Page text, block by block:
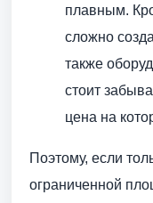
плавным.
сложно
также
стоит
цена на
Поэтому, если
ограниченной